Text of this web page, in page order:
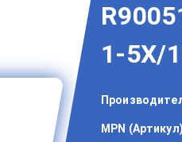
1-5X/
MPN (Артикул)